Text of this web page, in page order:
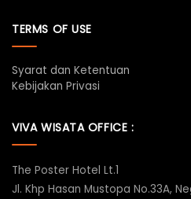
TERMS OF USE
Syarat dan Ketentuan
Kebijakan Privasi
VIVA WISATA OFFICE :
The Poster Hotel Lt.1
Jl. Khp Hasan Mustopa No.33A,